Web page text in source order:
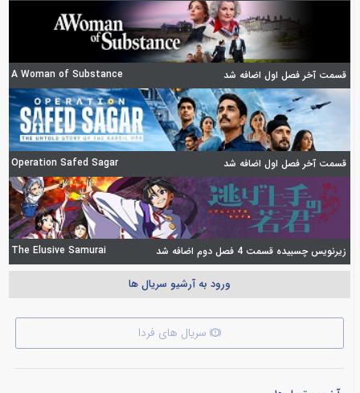
قسمت آخر فصل اول اضافه شد A Woman of Substance
قسمت آخر فصل اول اضافه شد Operation Safed Sagar
زیرنویس چسبیده قسمت 4 فصل دوم اضافه شد The Elusive Samurai
ورود به آرشیو سریال ها
سریال های فردا